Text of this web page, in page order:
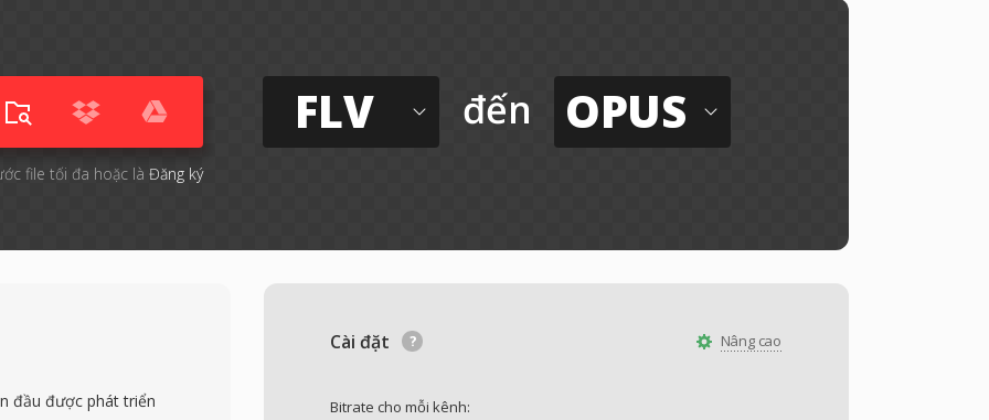
file tối đa hoặc là Đăng ký
FLV đến OPUS
Nâng cao
Cài đặt
Bitrate cho mỗi kênh:
đầu được phát triển